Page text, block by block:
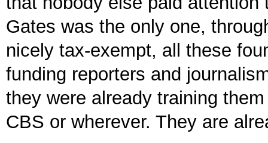
Gates was the only one,
nicely tax-exempt, all these
funding reporters and
they were already training
CBS or wherever. They are